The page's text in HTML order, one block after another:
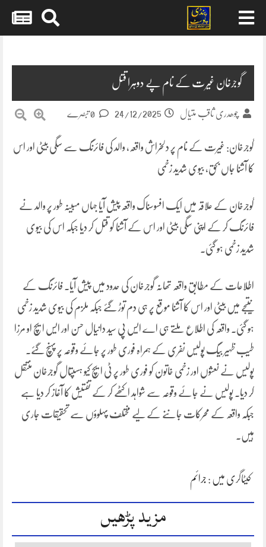
گوجرخان غیرت کے نام پے دوہرا قتل
چوھدری ثاقب متیال 24/12/2025
گوجرخان: غیرت کے نام پر دلخراش واقعہ، والد کی فائرنگ سے سگی بیٹی اور اس
کا آشنا جاں بحق، بیوی شدید زخمی
گوجرخان کے علاقہ میں ایک افسوسناک واقعہ پیش آیا جہاں مبینہ طور پر والد نے
فائرنگ کر کے اپنی سگی بیٹی اور اس کے آشنا کو قتل کر دیا جبکہ اس کی بیوی
شدید زخمی ہو گئی۔
اطلاعات کے مطابق واقعہ تھانہ گوجرخان کی حدود میں پیش آیا۔ فائرنگ کے
نتیجے میں بیٹی اور اس کا آشنا موقع پر ہی دم توڑ گئے جبکہ ملزم کی بیوی شدید زخمی
ہو گئی۔ واقعہ کی اطلاع ملتے ہی اے ایس پی سید دانیال حسن اور ایس ایچ او مرزا
طیب ظہیر بیگ پولیس نفری کے ہمراہ فوری طور پر جائے وقوعہ پر پہنچ گئے۔
پولیس نے نعشوں اور زخمی خاتون کو فوری طور پر ٹی ایچ کیو ہسپتال گوجرخان منتقل
کر دیا۔ پولیس نے جائے وقوعہ سے شواہد اکٹھے کر کے تفتیش کا آغاز کر دیا ہے
جبکہ واقعہ کے محرکات جاننے کے لیے مختلف پہلوؤں سے تحقیقات جاری
ہیں۔
کیٹاگری میں : جرائم
مزید پڑھیں